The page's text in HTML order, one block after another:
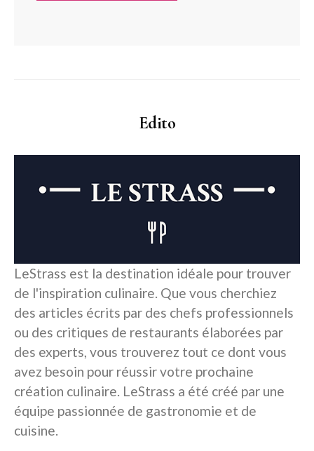
Edito
LeStrass est la destination idéale pour trouver
de l'inspiration culinaire. Que vous cherchiez
des articles écrits par des chefs professionnels
ou des critiques de restaurants élaborées par
des experts, vous trouverez tout ce dont vous
avez besoin pour réussir votre prochaine
création culinaire. LeStrass a été créé par une
équipe passionnée de gastronomie et de
cuisine.